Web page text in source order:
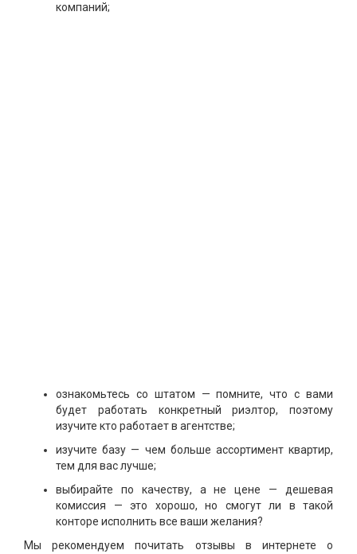
компаний;
ознакомьтесь со штатом — помните, что с вами
будет работать конкретный риэлтор, поэтому
изучите кто работает в агентстве;
изучите базу — чем больше ассортимент квартир,
тем для вас лучше;
выбирайте по качеству, а не цене — дешевая
комиссия — это хорошо, но смогут ли в такой
конторе исполнить все ваши желания?
Мы рекомендуем почитать отзывы в интернете о